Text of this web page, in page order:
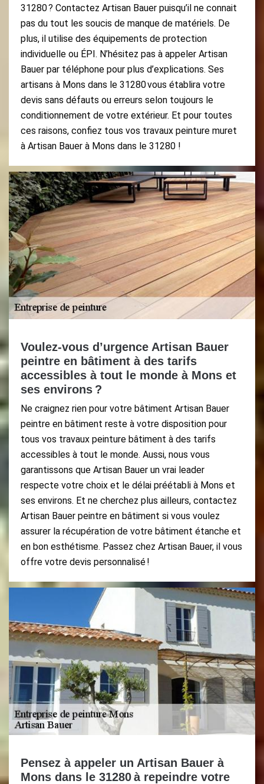
31280 ? Contactez Artisan Bauer puisqu’il ne connait
pas du tout les soucis de manque de matériels. De
plus, il utilise des équipements de protection
individuelle ou ÉPI. N’hésitez pas à appeler Artisan
Bauer par téléphone pour plus d’explications. Ses
artisans à Mons dans le 31280 vous établira votre
devis sans défauts ou erreurs selon toujours le
conditionnement de votre extérieur. Et pour toutes
ces raisons, confiez tous vos travaux peinture muret
à Artisan Bauer à Mons dans le 31280 !
Voulez-vous d’urgence Artisan Bauer
peintre en bâtiment à des tarifs
accessibles à tout le monde à Mons et
ses environs ?
Ne craignez rien pour votre bâtiment Artisan Bauer
peintre en bâtiment reste à votre disposition pour
tous vos travaux peinture bâtiment à des tarifs
accessibles à tout le monde. Aussi, nous vous
garantissons que Artisan Bauer un vrai leader
respecte votre choix et le délai préétabli à Mons et
ses environs. Et ne cherchez plus ailleurs, contactez
Artisan Bauer peintre en bâtiment si vous voulez
assurer la récupération de votre bâtiment étanche et
en bon esthétisme. Passez chez Artisan Bauer, il vous
offre votre devis personnalisé !
Pensez à appeler un Artisan Bauer à
Mons dans le 31280 à repeindre votre